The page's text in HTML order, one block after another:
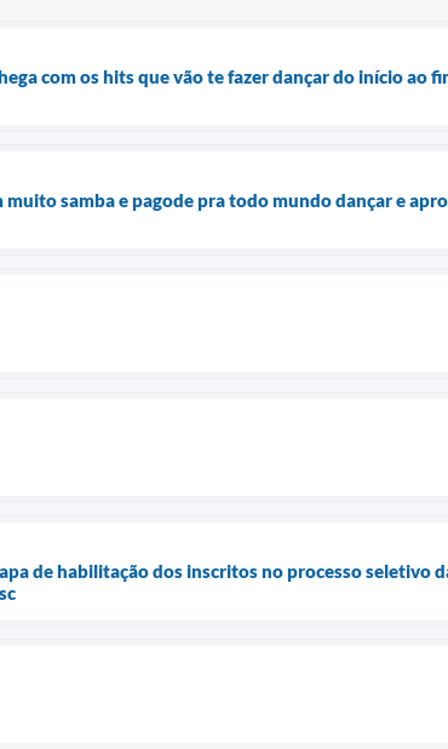
com os hits que vão te fazer dançar do início ao
samba e pagode pra todo mundo dançar e
de habilitação dos inscritos no processo seletivo